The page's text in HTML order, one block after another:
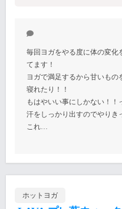
毎回ヨガをやる度に体の変化
てます！
ヨガで満足するから甘いもの
寝れたり！！
もはやいい事にしかない！！
汗をしっかり出すのでやりき
これ…
ホットヨガ